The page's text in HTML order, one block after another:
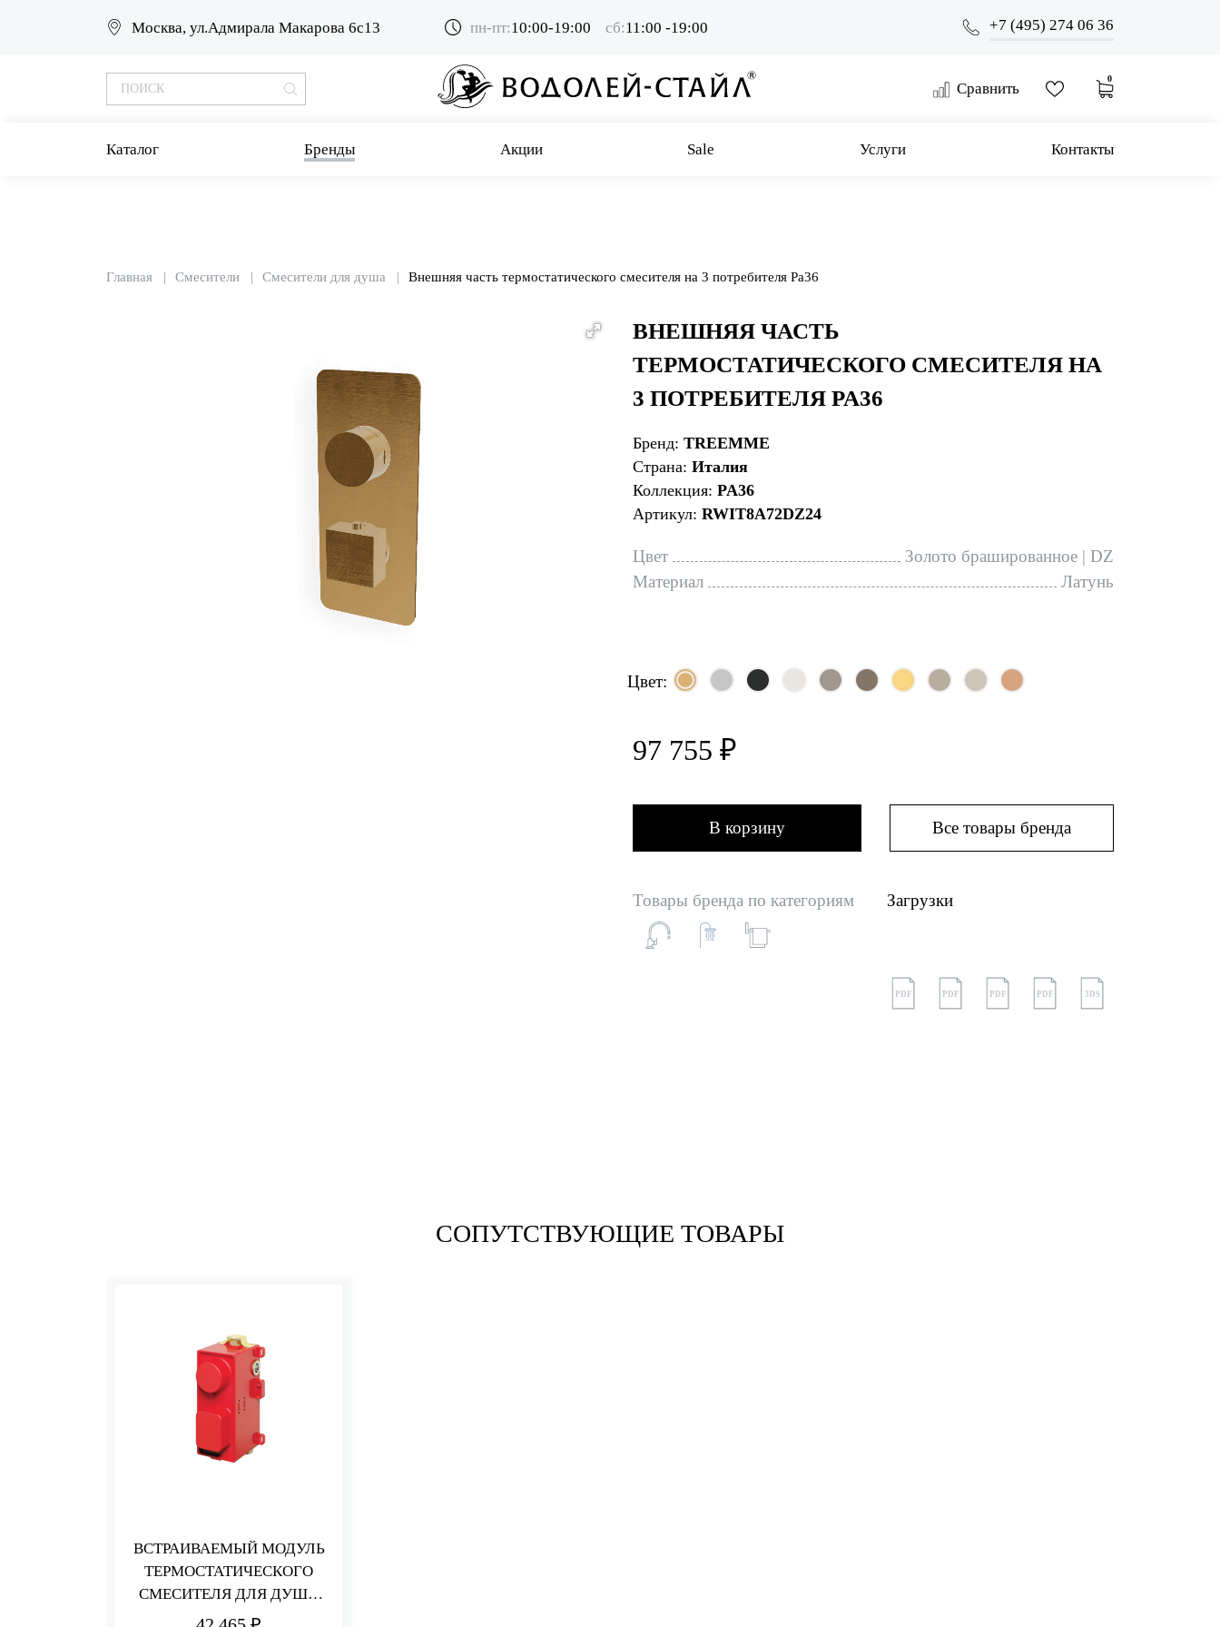
Москва, ул.Адмирала Макарова 6с13 пн-пт:10:00-19:00 сб:11:00 -19:00 +7 (495) 274 06 36
Сравнить
0
Каталог Бренды Акции Sale Услуги Контакты
Главная Смесители Смесители для душа Внешняя часть термостатического смесителя на 3 потребителя Pa36
ВНЕШНЯЯ ЧАСТЬ
ТЕРМОСТАТИЧЕСКОГО СМЕСИТЕЛЯ НА
3 ПОТРЕБИТЕЛЯ PA36
Бренд: TREEMME
Страна: Италия
Коллекция: PA36
Артикул: RWIT8A72DZ24
Цвет
Золото брашированное | DZ
Материал
Латунь
Цвет:
97 755 ₽
В корзину Все товары бренда
Товары бренда по категориям Загрузки
PDF PDF PDF PDF 3DS
СОПУТСТВУЮЩИЕ ТОВАРЫ
ВСТРАИВАЕМЫЙ МОДУЛЬ
ТЕРМОСТАТИЧЕСКОГО
СМЕСИТЕЛЯ ДЛЯ ДУША
НА 2/3 ПОТРЕБИТЕЛЯ